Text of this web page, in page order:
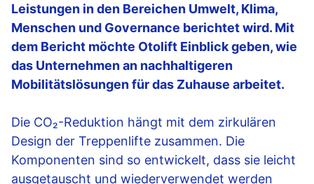
Leistungen in den Bereichen Umwelt, Klima,
Menschen und Governance berichtet wird. Mit
dem Bericht möchte Otolift Einblick geben, wie
das Unternehmen an nachhaltigeren
Mobilitätslösungen für das Zuhause arbeitet.
Die CO₂-Reduktion hängt mit dem zirkulären
Design der Treppenlifte zusammen. Die
Komponenten sind so entwickelt, dass sie leicht
ausgetauscht und wiederverwendet werden